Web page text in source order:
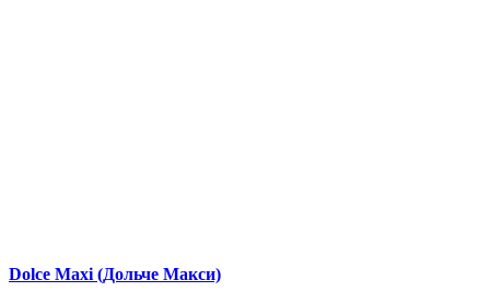
Dolce Maxi (Дольче Макси)